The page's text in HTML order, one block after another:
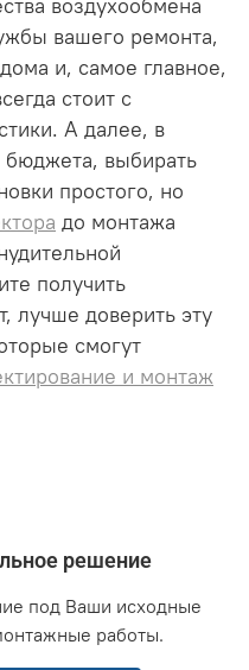
воздухообмена
вашего ремонта,
и, самое главное,
стоит с
А далее, в
бюджета, выбирать
простого, но
до монтажа
получить
лучше доверить эту
смогут
и монтаж
решение
под Ваши исходные
работы.